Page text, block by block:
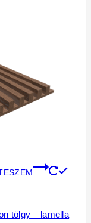
tölgy – lamella